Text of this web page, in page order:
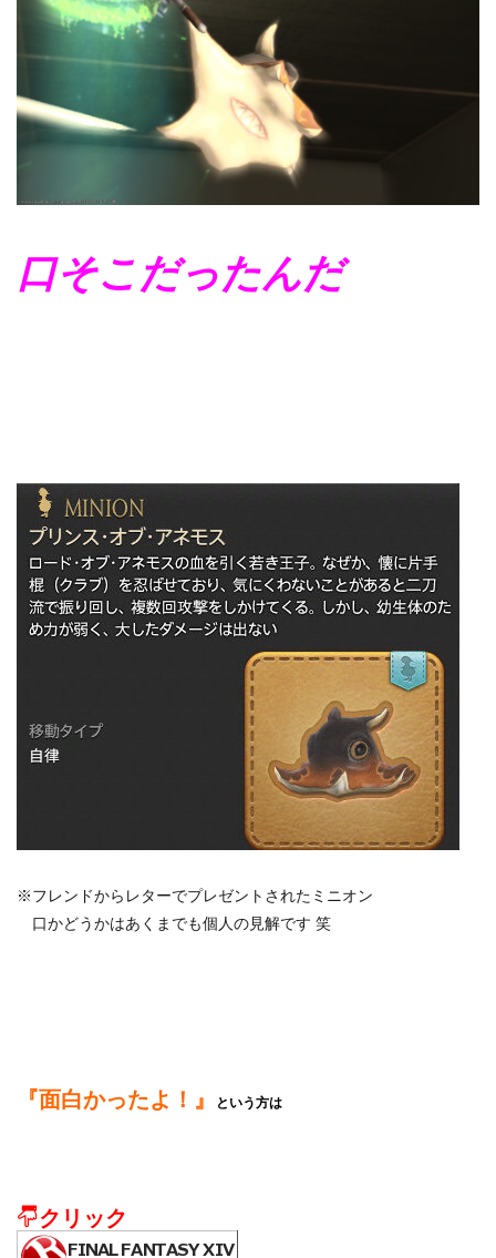
口そこだったんだ
※フレンドからレターでプレゼントされたミニオン
口かどうかはあくまでも個人の見解です 笑
『面白かったよ！』 という方は
クリック